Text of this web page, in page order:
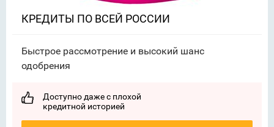
КРЕДИТЫ ПО ВСЕЙ РОССИИ
Быстрое рассмотрение и высокий шанс
одобрения
Доступно даже с плохой
кредитной историей